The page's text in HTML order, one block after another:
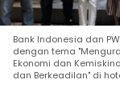
Bank Indonesia dan
dengan tema
Ekonomi dan
dan Berkeadilan" di